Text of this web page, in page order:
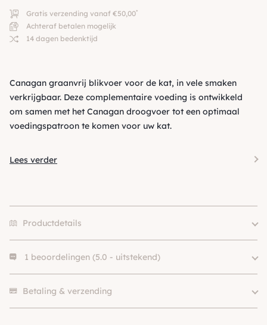
Gratis verzending vanaf €50,00*
Achteraf betalen mogelijk
14 dagen bedenktijd
Canagan graanvrij blikvoer voor de kat, in vele smaken
verkrijgbaar. Deze complementaire voeding is ontwikkeld
om samen met het Canagan droogvoer tot een optimaal
voedingspatroon te komen voor uw kat.
Lees verder
Productdetails
Eiwitbron
Eend, Kip
Levensfase
Kitten, Adult, Senior
Merk
1 beoordelingen (5.0 - uitstekend)
Elaine Russell
Betaling & verzending